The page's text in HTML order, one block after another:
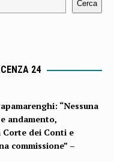
Cerca
24
“Nessuna
andamento,
Corte dei Conti e
commissione” –